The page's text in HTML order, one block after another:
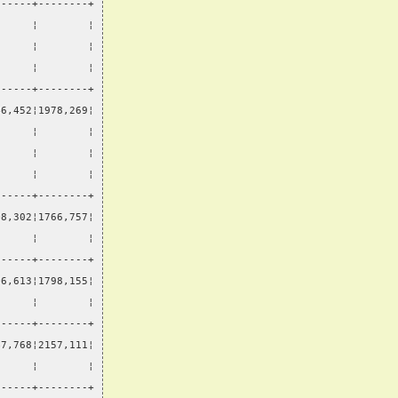
+--------+
¦        ¦
¦        ¦
¦        ¦
+--------+
¦        ¦
¦        ¦
¦        ¦
+--------+
¦        ¦
+--------+
¦        ¦
+--------+
¦        ¦
+--------+